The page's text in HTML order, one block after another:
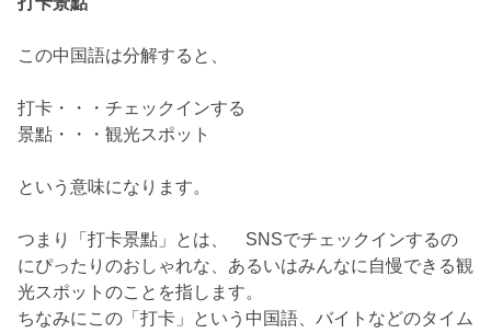
この中国語は分解すると、
打卡・・・チェックインする
景點・・・観光スポット
という意味になります。
つまり「打卡景點」とは、 SNSでチェックインするの
にぴったりのおしゃれな、あるいはみんなに自慢できる観
光スポットのことを指します。
ちなみにこの「打卡」という中国語、バイトなどのタイム